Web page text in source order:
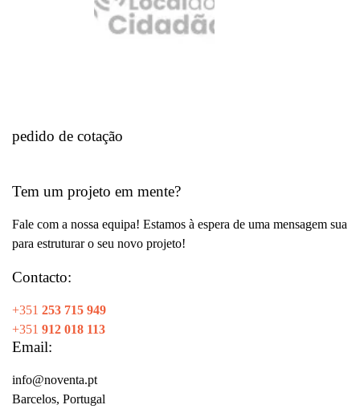
pedido de cotação
Tem um projeto em mente?
Fale com a nossa equipa! Estamos à espera de uma mensagem sua
para estruturar o seu novo projeto!
Contacto:
+351 253 715 949
+351 912 018 113
Email:
info@noventa.pt
Barcelos, Portugal